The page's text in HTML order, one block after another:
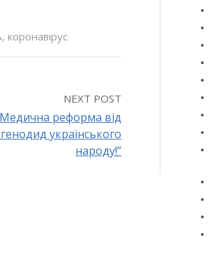
, коронавірус
NEXT POST
реформа від
українського
народу!”